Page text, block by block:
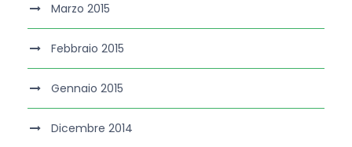
Marzo 2015
Febbraio 2015
Gennaio 2015
Dicembre 2014